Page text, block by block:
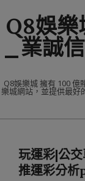
to
content
Q8娛
_業誠
Q8娛樂城 擁有 100
樂城網站，並提供最好
Menu玩運彩|公
推運彩分